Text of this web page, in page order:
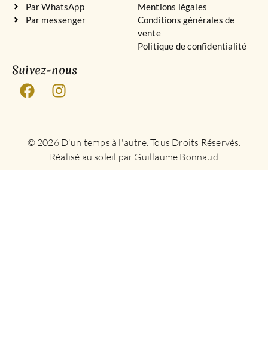
Par WhatsApp
Par messenger
Mentions légales
Conditions générales de
vente
Politique de confidentialité
Suivez-nous
© 2026 D'un temps à l'autre. Tous Droits Réservés.
Réalisé au soleil par Guillaume Bonnaud